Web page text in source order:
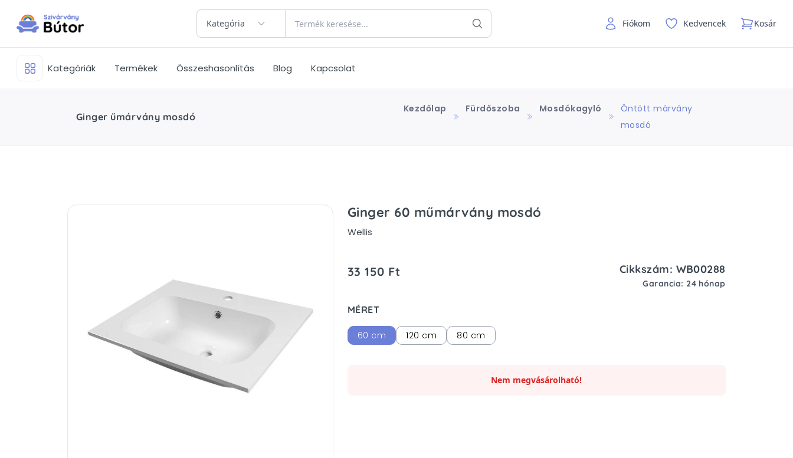
Kategória Fiókom Kedvencek Kosár
Kategóriák Termékek Összeshasonlítás Blog Kapcsolat
Ginger űmárvány mosdó
Kezdőlap Fürdőszoba Mosdókagyló
Öntött márvány
mosdó
Ginger 60 műmárvány mosdó
Wellis
33 150 Ft Cikkszám: WB00288
Garancia: 24 hónap
MÉRET
60 cm 120 cm 80 cm
Nem megvásárolható!